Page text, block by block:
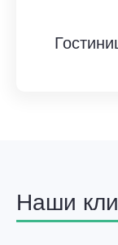
Наши